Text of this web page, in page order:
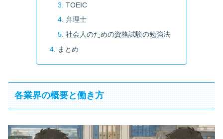
TOEIC
弁理士
社会人のための資格試験の勉強法
まとめ
各業界の概要と働き方